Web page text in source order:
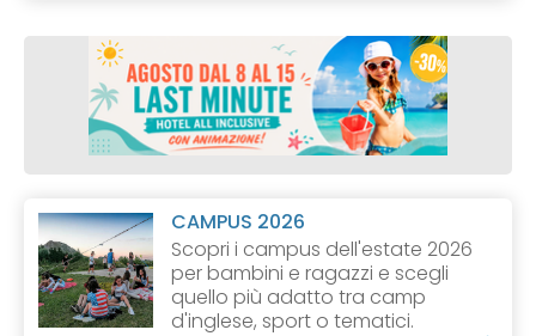
CAMPUS 2026
Scopri i campus dell'estate 2026
per bambini e ragazzi e scegli
quello più adatto tra camp
d'inglese, sport o tematici.